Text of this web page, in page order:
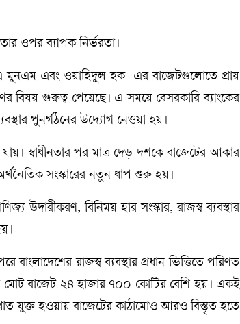
ওপর ব্যাপক নির্ভরতা।
এবং ওয়াহিদুল হক–এর বাজেটগুলোতে প্রায়
বিষয় গুরুত্ব পেয়েছে। এ সময়ে বেসরকারি ব্যাংকের
পুনর্গঠনের উদ্যোগ নেওয়া হয়।
স্বাধীনতার পর মাত্র দেড় দশকে বাজেটের আকার
সংস্কারের নতুন ধাপ শুরু হয়।
বিনিময় হার সংস্কার, রাজস্ব ব্যবস্থার
রাজস্ব ব্যবস্থার প্রধান ভিত্তিতে পরিণত
বাজেট ২৪ হাজার ৭০০ কোটির বেশি হয়। একই
যুক্ত হওয়ায় বাজেটের কাঠামোও আরও বিস্তৃত হতে